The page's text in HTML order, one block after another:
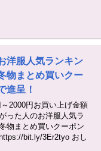
洋服人気ランキン
物まとめ買いクー
進呈！
2000円お買い上げ金額
った人のお洋服人気ラ
物まとめ買いクーポン
bit.ly/3Er2tyo おし